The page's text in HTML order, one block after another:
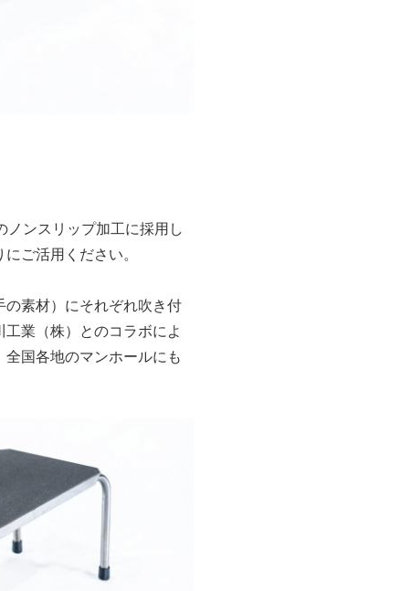
ノンスリップ加工に採用し
ご活用ください。
素材）にそれぞれ吹き付
業（株）とのコラボによ
国各地のマンホールにも